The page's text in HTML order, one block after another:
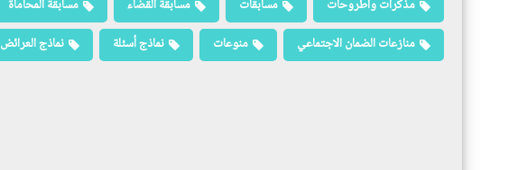
مذكرات وأطروحات
مسابقات مسابقة القضاء مسابقة المحاماة
منازعات الضمان الاجتماعي
منوعات نماذج أسئلة نماذج العرائض